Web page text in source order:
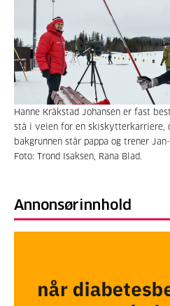
Hanne Kråkstad Johansen er fast
stå i veien for en skiskytterkarriere,
bakgrunnen står pappa og trener
Foto: Trond Isaksen, Rana Blad.
Annonsørinnhold